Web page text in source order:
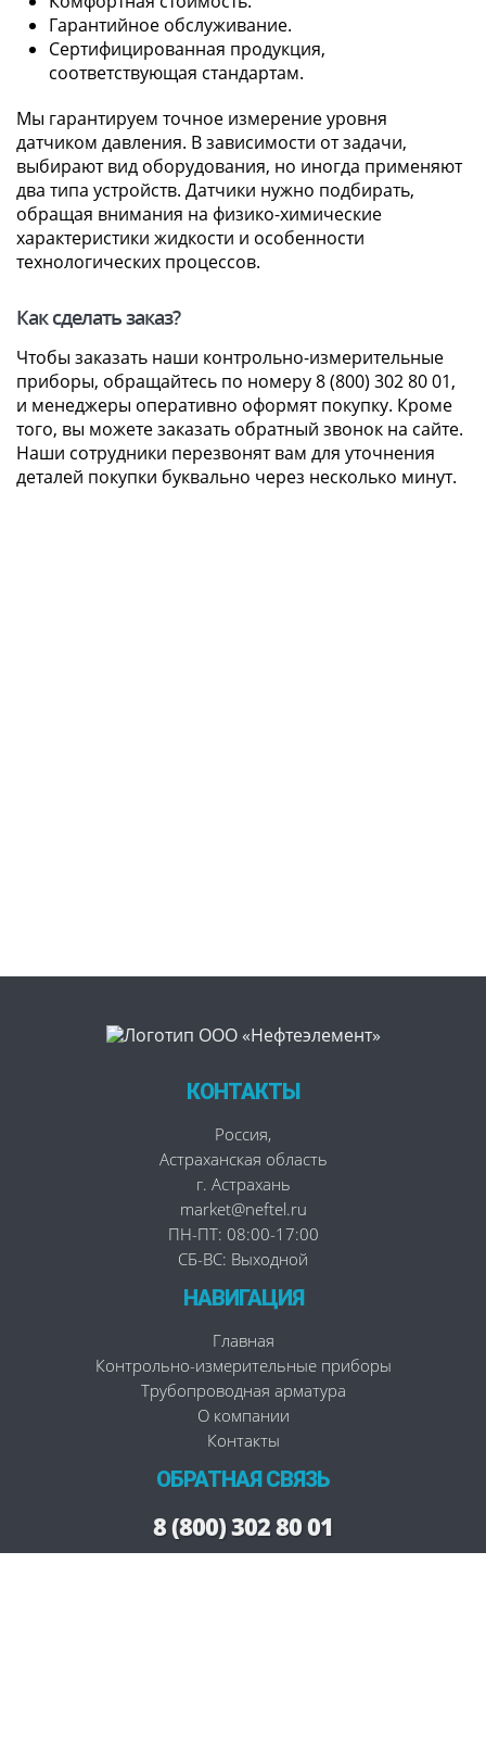
Гарантийное обслуживание.
Сертифицированная продукция,
соответствующая стандартам.
Мы гарантируем точное измерение уровня
датчиком давления. В зависимости от задачи,
выбирают вид оборудования, но иногда применяют
два типа устройств. Датчики нужно подбирать,
обращая внимания на физико-химические
характеристики жидкости и особенности
технологических процессов.
Как сделать заказ?
Чтобы заказать наши контрольно-измерительные
приборы, обращайтесь по номеру 8 (800) 302 80 01,
и менеджеры оперативно оформят покупку. Кроме
того, вы можете заказать обратный звонок на сайте.
Наши сотрудники перезвонят вам для уточнения
деталей покупки буквально через несколько минут.
КОНТАКТЫ
Россия,
Астраханская область
г. Астрахань
market@neftel.ru
ПН-ПТ: 08:00-17:00
СБ-ВС: Выходной
НАВИГАЦИЯ
Главная
Контрольно-измерительные приборы
Трубопроводная арматура
О компании
Контакты
ОБРАТНАЯ СВЯЗЬ
8 (800) 302 80 01